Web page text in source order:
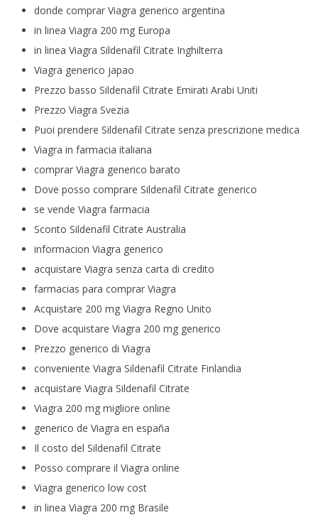
donde comprar Viagra generico argentina
in linea Viagra 200 mg Europa
in linea Viagra Sildenafil Citrate Inghilterra
Viagra generico japao
Prezzo basso Sildenafil Citrate Emirati Arabi Uniti
Prezzo Viagra Svezia
Puoi prendere Sildenafil Citrate senza prescrizione medica
Viagra in farmacia italiana
comprar Viagra generico barato
Dove posso comprare Sildenafil Citrate generico
se vende Viagra farmacia
Sconto Sildenafil Citrate Australia
informacion Viagra generico
acquistare Viagra senza carta di credito
farmacias para comprar Viagra
Acquistare 200 mg Viagra Regno Unito
Dove acquistare Viagra 200 mg generico
Prezzo generico di Viagra
conveniente Viagra Sildenafil Citrate Finlandia
acquistare Viagra Sildenafil Citrate
Viagra 200 mg migliore online
generico de Viagra en españa
Il costo del Sildenafil Citrate
Posso comprare il Viagra online
Viagra generico low cost
in linea Viagra 200 mg Brasile